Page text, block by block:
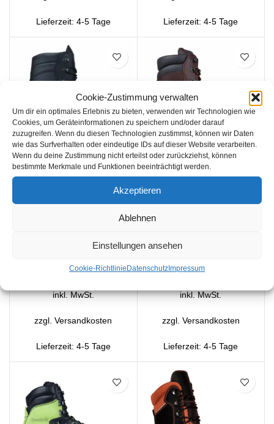
Cookie-Zustimmung verwalten
Um dir ein optimales Erlebnis zu bieten, verwenden wir Technologien wie
Cookies, um Geräteinformationen zu speichern und/oder darauf
zuzugreifen. Wenn du diesen Technologien zustimmst, können wir Daten
wie das Surfverhalten oder eindeutige IDs auf dieser Website verarbeiten.
Wenn du deine Zustimmung nicht erteilst oder zurückziehst, können
bestimmte Merkmale und Funktionen beeinträchtigt werden.
Akzeptieren
Ablehnen
Einstellungen ansehen
Cookie-Richtlinie Datenschutz Impressum
Lieferzeit: 4-5 Tage Lieferzeit:4-5 Tage
ARBORTEC AT35500 –
Schuhe,
405,00€
AUSFÜHRUNG WÄHLEN
inkl. MwSt.
zzgl.Versandkosten
Lieferzeit: 4-5 Tage
ARBORTEC AT36500 –
Arbeitskleidung
AUSFÜHRUNG WÄHLEN
inkl. MwSt.
zzgl. Versandkosten
Lieferzeit:4-5 Tage